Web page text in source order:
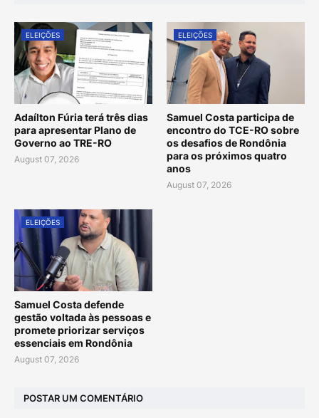
ELEIÇÕES
Adaílton Fúria terá três dias
para apresentar Plano de
Governo ao TRE-RO
August 07, 2026
ELEIÇÕES
Samuel Costa participa de
encontro do TCE-RO sobre
os desafios de Rondônia
para os próximos quatro
anos
August 07, 2026
ELEIÇÕES
Samuel Costa defende
gestão voltada às pessoas e
promete priorizar serviços
essenciais em Rondônia
August 07, 2026
POSTAR UM COMENTÁRIO